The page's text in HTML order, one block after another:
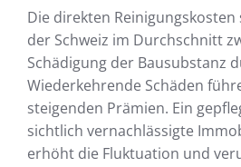
Die direkten
der Schweiz im Durchschnitt
Schädigung der Bausubstanz
Wiederkehrende Schäden
steigenden Prämien. Ein
sichtlich vernachlässigte
erhöht die Fluktuation und